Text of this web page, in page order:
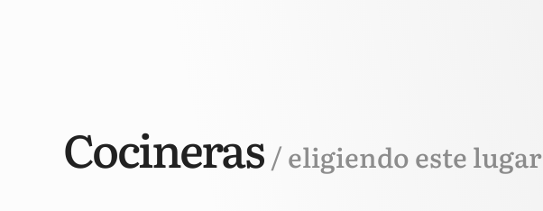
Cocineras / eligiendo este lugar